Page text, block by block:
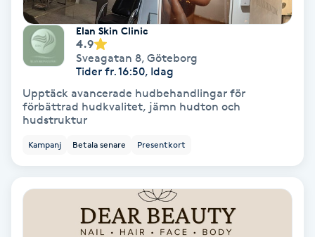
Vaccination
Vampyrbehandling
Vaxning
Vaxning brasiliansk
Elan Skin Clinic
4.9
Sveagatan 8, Göteborg
Tider fr. 16:50, Idag
Upptäck avancerade hudbehandlingar för
förbättrad hudkvalitet, jämn hudton och
hudstruktur
Kampanj Betala senare Presentkort